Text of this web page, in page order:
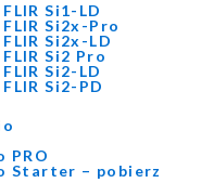
Si1-LD
Si2x-Pro
Si2x-LD
Si2 Pro
Si2-LD
Si2-PD
PRO
Starter – pobierz